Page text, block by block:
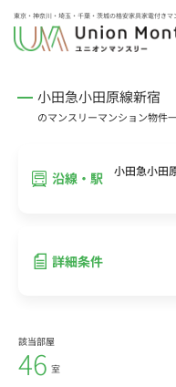
東京・神奈川・埼玉・千葉・茨城の格安家具家電付きマ
小田急小田原線新宿
のマンスリーマンション物件
沿線・駅 小田急小田
詳細条件
該当部屋
46 室